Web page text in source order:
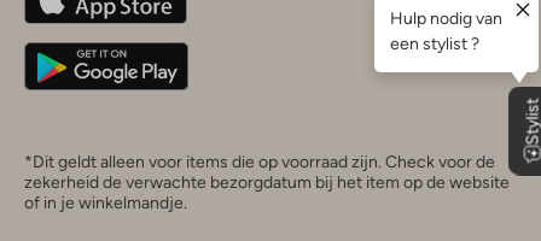
Deutschland
*Dit geldt alleen voor items die op voorraad zijn. Check voor de
zekerheid de verwachte bezorgdatum bij het item op de website
of in je winkelmandje.